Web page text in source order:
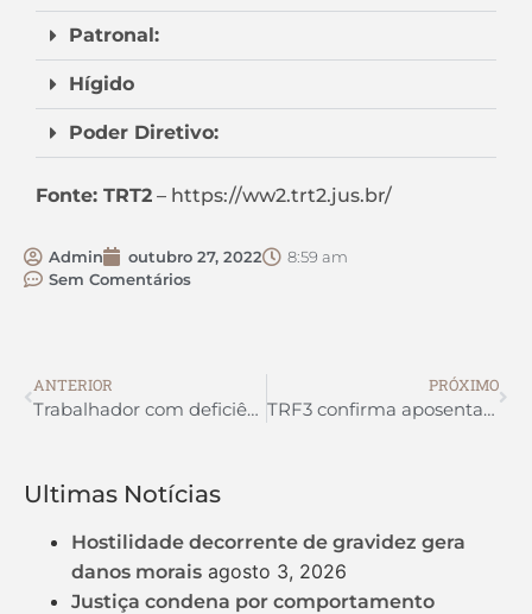
Patronal:
Hígido
Poder Diretivo:
Fonte: TRT2 – https://ww2.trt2.jus.br/
Admin outubro 27, 2022
8:59 am
Sem Comentários
ANTERIOR
Trabalhador com deficiência consegue prorrogação de estabilidade na pandemia
PRÓXIMO
TRF3 confirma aposentadoria por invalidez a faxineira com doença ortopédica degenerativa
Ultimas Notícias
Hostilidade decorrente de gravidez gera
danos morais agosto 3, 2026
Justiça condena por comportamento